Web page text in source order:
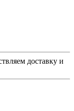
доставку и